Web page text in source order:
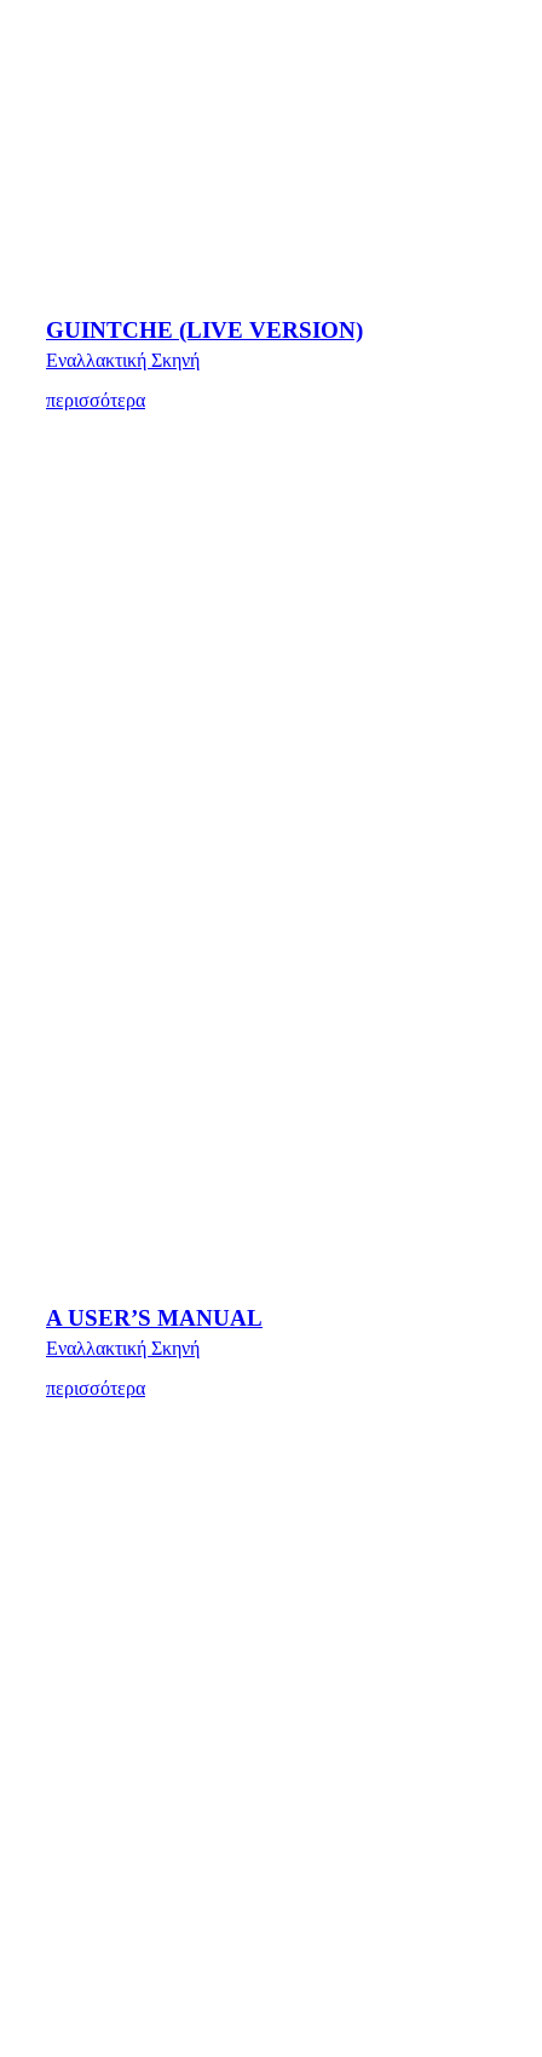
GUINTCHE (LIVE VERSION)
Εναλλακτική Σκηνή
περισσότερα
A USER’S MANUAL
Εναλλακτική Σκηνή
περισσότερα